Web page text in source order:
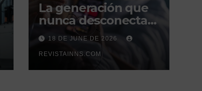
La generación que
nunca desconecta
tampoco duerme
18 DE JUNE DE 2026
REVISTAINNS.COM